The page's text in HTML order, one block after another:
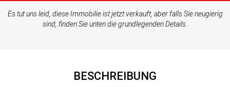
Es tut uns leid, diese Immobilie ist jetzt verkauft, aber falls Sie neugierig
sind, finden Sie unten die grundlegenden Details.
BESCHREIBUNG